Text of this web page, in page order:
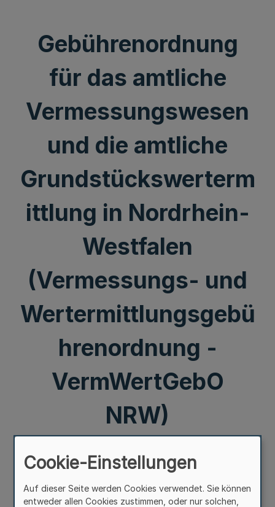
Gebührenordnung
für das amtliche
Vermessungswesen
und die amtliche
Grundstückswerterm
ittlung in Nordrhein-
Westfalen
(Vermessungs- und
Wertermittlungsgebü
hrenordnung -
VermWertGebO
NRW)
Cookie-Einstellungen
Auf dieser Seite werden Cookies verwendet. Sie können
entweder allen Cookies zustimmen, oder nur solchen,